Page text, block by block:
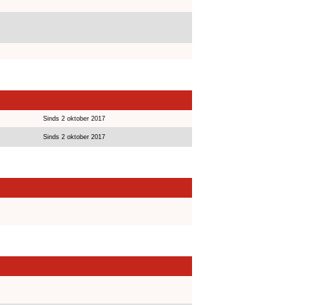
Sinds 2 oktober 2017
Sinds 2 oktober 2017